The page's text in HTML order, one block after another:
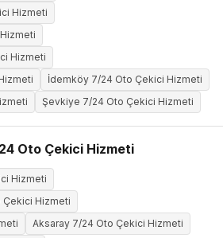
Hizmeti
Hizmeti
İdemköy 7/24 Oto Çekici Hizmeti
Şevkiye 7/24 Oto Çekici Hizmeti
Oto Çekici Hizmeti
Hizmeti
Çekici Hizmeti
Aksaray 7/24 Oto Çekici Hizmeti